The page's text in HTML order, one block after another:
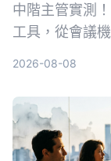
中階主管實測
工具，從會議
2026-08-08